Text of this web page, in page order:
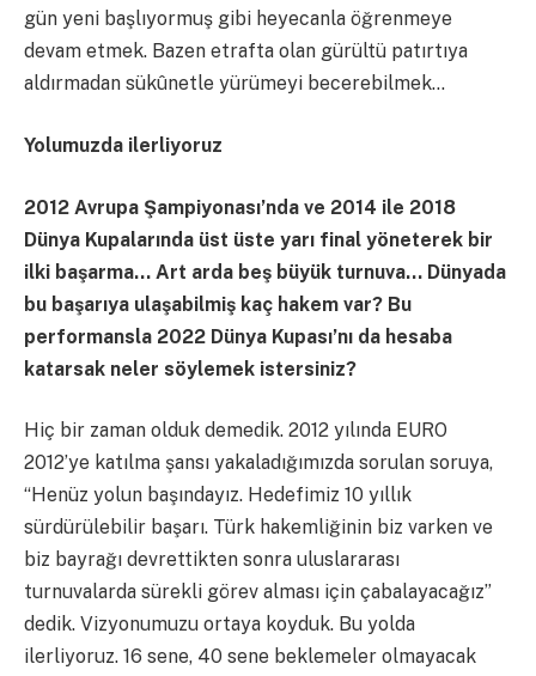
gün yeni başlıyormuş gibi heyecanla öğrenmeye
devam etmek. Bazen etrafta olan gürültü patırtıya
aldırmadan sükûnetle yürümeyi becerebilmek…
Yolumuzda ilerliyoruz
2012 Avrupa Şampiyonası’nda ve 2014 ile 2018
Dünya Kupalarında üst üste yarı final yöneterek bir
ilki başarma… Art arda beş büyük turnuva… Dünyada
bu başarıya ulaşabilmiş kaç hakem var? Bu
performansla 2022 Dünya Kupası’nı da hesaba
katarsak neler söylemek istersiniz?
Hiç bir zaman olduk demedik. 2012 yılında EURO
2012’ye katılma şansı yakaladığımızda sorulan soruya,
“Henüz yolun başındayız. Hedefimiz 10 yıllık
sürdürülebilir başarı. Türk hakemliğinin biz varken ve
biz bayrağı devrettikten sonra uluslararası
turnuvalarda sürekli görev alması için çabalayacağız”
dedik. Vizyonumuzu ortaya koyduk. Bu yolda
ilerliyoruz. 16 sene, 40 sene beklemeler olmayacak